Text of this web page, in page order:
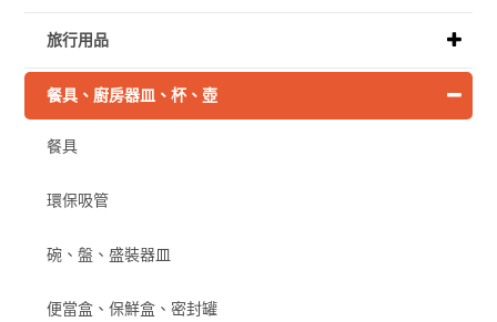
旅行用品
餐具、廚房器皿、杯、壺
餐具
環保吸管
碗、盤、盛裝器皿
便當盒、保鮮盒、密封罐